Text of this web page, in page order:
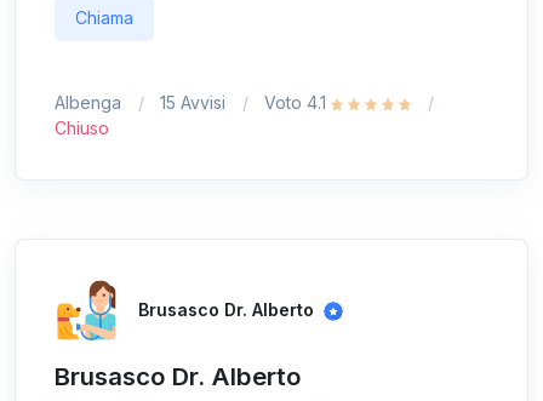
Chiama
Albenga 15 Avvisi
Voto 4.1
Chiuso
Brusasco Dr. Alberto
Brusasco Dr. Alberto